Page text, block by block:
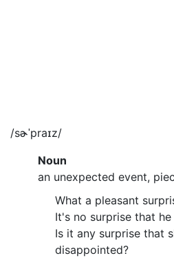
/sɚˈpraɪz/
Noun
an unexpected event,
What a pleasant
It's no surprise that
Is it any surprise that
disappointed?